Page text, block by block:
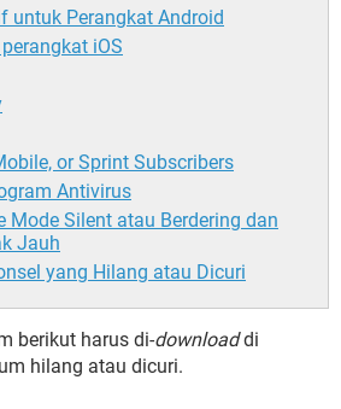
untuk Perangkat Android
iOS
or Sprint Subscribers
Antivirus
Mode Silent atau Berdering dan
Jauh
yang Hilang atau Dicuri
berikut harus di-downloaddi
hilang atau dicuri.